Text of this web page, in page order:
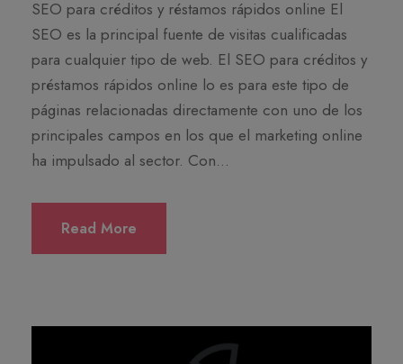
SEO para créditos y réstamos rápidos online El
SEO es la principal fuente de visitas cualificadas
para cualquier tipo de web. El SEO para créditos y
préstamos rápidos online lo es para este tipo de
páginas relacionadas directamente con uno de los
principales campos en los que el marketing online
ha impulsado al sector. Con...
Read More